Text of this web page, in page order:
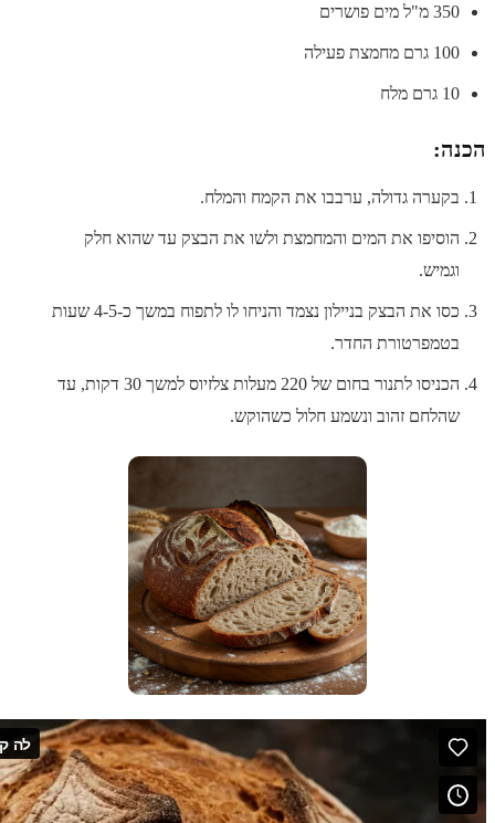
350 מ"ל מים פושרים
100 גרם מחמצת פעילה
10 גרם מלח
הכנה:
בקערה גדולה, ערבבו את הקמח והמלח.
הוסיפו את המים והמחמצת ולשו את הבצק עד שהוא חלק
וגמיש.
כסו את הבצק בניילון נצמד והניחו לו לתפוח במשך כ-4-5 שעות
בטמפרטורת החדר.
הכניסו לתנור בחום של 220 מעלות צלזיוס למשך 30 דקות, עד
שהלחם זהוב ונשמע חלול כשהוקש.